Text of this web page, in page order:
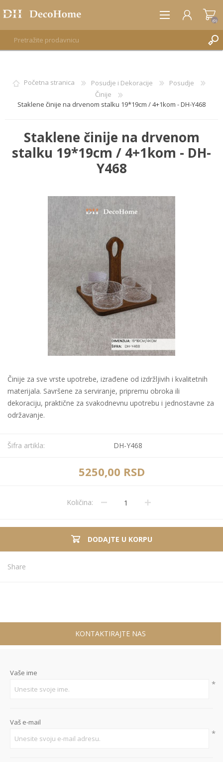
REGISTRUJTE SE
(0)
Početna stranica Posudje i Dekoracije
Posudje
Činije
Staklene činije na drvenom stalku 19*19cm / 4+1kom - DH-Y468
Staklene činije na drvenom
stalku 19*19cm / 4+1kom - DH-
Y468
Činije za sve vrste upotrebe, izrađene od izdržljivih i kvalitetnih
materijala. Savršene za serviranje, pripremu obroka ili
dekoraciju, praktične za svakodnevnu upotrebu i jednostavne za
održavanje.
Šifra artikla: DH-Y468
5250,00 RSD
Količina:
DODAJTE U KORPU
Share
KONTAKTIRAJTE NAS
Vaše ime
*
Vaš e-mail
*